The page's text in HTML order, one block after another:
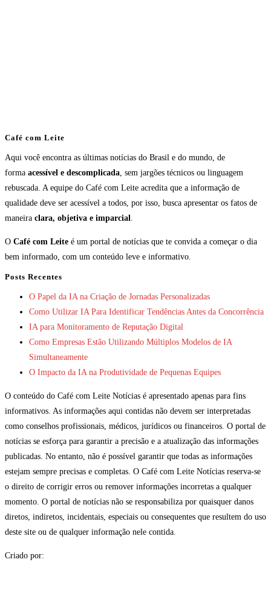
Café com Leite
Aqui você encontra as últimas notícias do Brasil e do mundo, de
forma acessível e descomplicada, sem jargões técnicos ou linguagem
rebuscada. A equipe do Café com Leite acredita que a informação de
qualidade deve ser acessível a todos, por isso, busca apresentar os fatos de
maneira clara, objetiva e imparcial.
O Café com Leite é um portal de notícias que te convida a começar o dia
bem informado, com um conteúdo leve e informativo.
Posts Recentes
O Papel da IA na Criação de Jornadas Personalizadas
Como Utilizar IA Para Identificar Tendências Antes da Concorrência
IA para Monitoramento de Reputação Digital
Como Empresas Estão Utilizando Múltiplos Modelos de IA
Simultaneamente
O Impacto da IA na Produtividade de Pequenas Equipes
O conteúdo do Café com Leite Notícias é apresentado apenas para fins
informativos. As informações aqui contidas não devem ser interpretadas
como conselhos profissionais, médicos, jurídicos ou financeiros. O portal de
notícias se esforça para garantir a precisão e a atualização das informações
publicadas. No entanto, não é possível garantir que todas as informações
estejam sempre precisas e completas. O Café com Leite Notícias reserva-se
o direito de corrigir erros ou remover informações incorretas a qualquer
momento. O portal de notícias não se responsabiliza por quaisquer danos
diretos, indiretos, incidentais, especiais ou consequentes que resultem do uso
deste site ou de qualquer informação nele contida.
Criado por: